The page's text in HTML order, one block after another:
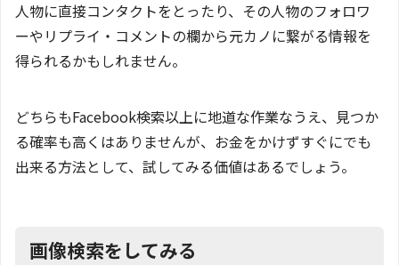
人物に直接コンタクトをとったり、その人物のフォロワ
ーやリプライ・コメントの欄から元カノに繋がる情報を
得られるかもしれません。
どちらもFacebook検索以上に地道な作業なうえ、見つか
る確率も高くはありませんが、お金をかけずすぐにでも
出来る方法として、試してみる価値はあるでしょう。
画像検索をしてみる